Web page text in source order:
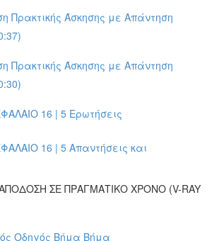
Πρακτικής Άσκησης με Απάντηση
Πρακτικής Άσκησης με Απάντηση
16 | 5 Ερωτήσεις
16 | 5 Απαντήσεις και
ΣΕ ΠΡΑΓΜΑΤΙΚΟ ΧΡΟΝΟ (V-RAY
Οδηγός Βήμα Βήμα